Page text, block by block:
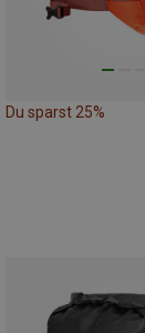
Du sparst 25%